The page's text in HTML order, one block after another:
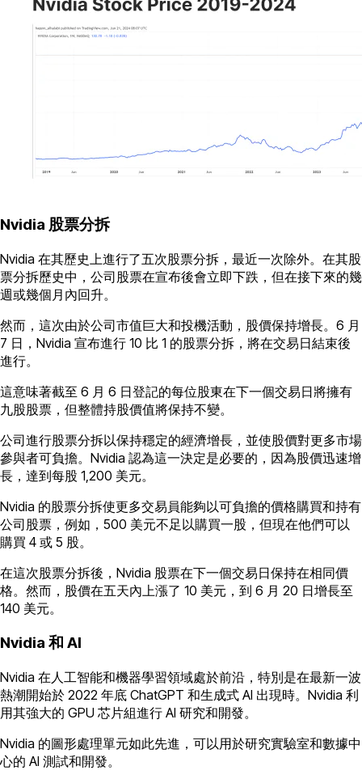
Nvidia 股票分拆
Nvidia 在其歷史上進行了五次股票分拆，最近一次除外。在其股
票分拆歷史中，公司股票在宣布後會立即下跌，但在接下來的幾
週或幾個月內回升。
然而，這次由於公司市值巨大和投機活動，股價保持增長。6 月
7 日，Nvidia 宣布進行 10 比 1 的股票分拆，將在交易日結束後
進行。
這意味著截至 6 月 6 日登記的每位股東在下一個交易日將擁有
九股股票，但整體持股價值將保持不變。
公司進行股票分拆以保持穩定的經濟增長，並使股價對更多市場
參與者可負擔。Nvidia 認為這一決定是必要的，因為股價迅速增
長，達到每股 1,200 美元。
Nvidia 的股票分拆使更多交易員能夠以可負擔的價格購買和持有
公司股票，例如，500 美元不足以購買一股，但現在他們可以
購買 4 或 5 股。
在這次股票分拆後，Nvidia 股票在下一個交易日保持在相同價
格。然而，股價在五天內上漲了 10 美元，到 6 月 20 日增長至
140 美元。
Nvidia 和 AI
Nvidia 在人工智能和機器學習領域處於前沿，特別是在最新一波
熱潮開始於 2022 年底 ChatGPT 和生成式 AI 出現時。Nvidia 利
用其強大的 GPU 芯片組進行 AI 研究和開發。
Nvidia 的圖形處理單元如此先進，可以用於研究實驗室和數據中
心的 AI 測試和開發。